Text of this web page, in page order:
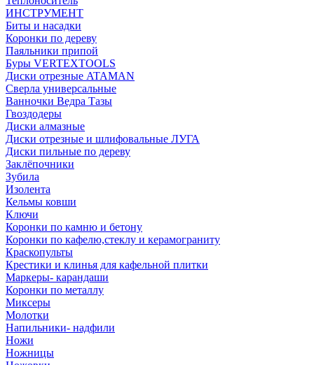
ИНСТРУМЕНТ
Биты и насадки
Коронки по дереву
Паяльники припой
Буры VERTEXTOOLS
Диски отрезные ATAMAN
Сверла универсальные
Ванночки Ведра Тазы
Гвоздодеры
Диски алмазные
Диски отрезные и шлифовальные ЛУГА
Диски пильные по дереву
Заклёпочники
Зубила
Изолента
Кельмы ковши
Ключи
Коронки по камню и бетону
Коронки по кафелю,стеклу и керамограниту
Краскопульты
Крестики и клинья для кафельной плитки
Маркеры- карандаши
Коронки по металлу
Миксеры
Молотки
Напильники- надфили
Ножи
Ножницы